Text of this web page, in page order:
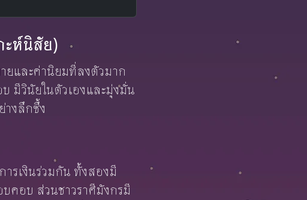
ะห์นิสัย)
ยและค่านิยมที่ลงตัวมาก
มีวินัยในตัวเองและมุ่งมั่น
างลึกซึ้ง
รเงินร่วมกัน ทั้งสองมี
คอบ ส่วนชาวราศีมังกรมี